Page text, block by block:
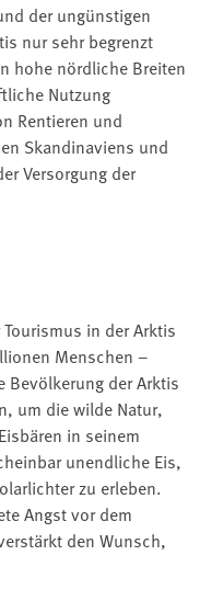
der ungünstigen
nur sehr begrenzt
hohe nördliche Breiten
Nutzung
Rentieren und
Skandinaviens und
Versorgung der
in der Arktis
Menschen –
Bevölkerung der Arktis
um die wilde Natur,
in seinem
unendliche Eis,
zu erleben.
Angst vor dem
den Wunsch,